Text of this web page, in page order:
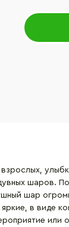
шаров.
шар
в виде
или